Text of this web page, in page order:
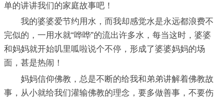
单的讲讲我们的家庭故事吧！
我的婆婆爱节约用水，而我却感觉水是永远都浪费不
完似的，一用水就“哗哗”的流出许多水，每当这时，婆婆
和妈妈就开始叽里呱啦说个不停，形成了婆婆妈妈的场
面，甚是热闹！
妈妈信仰佛教，总是不断的给我和弟弟讲解着佛教故
事，从小就给我们灌输佛教的理念，要多做善事，不要伤